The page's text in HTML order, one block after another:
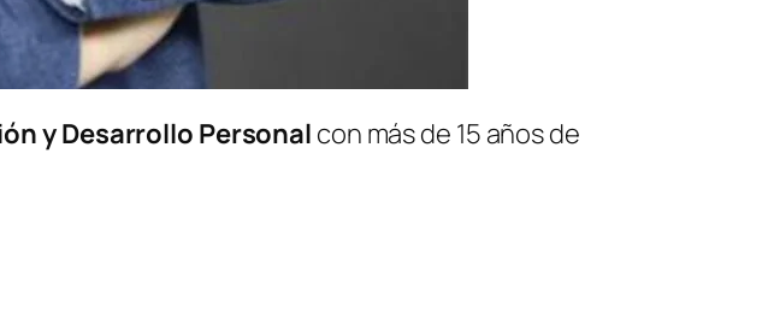
y Desarrollo Personal con más de 15 años de